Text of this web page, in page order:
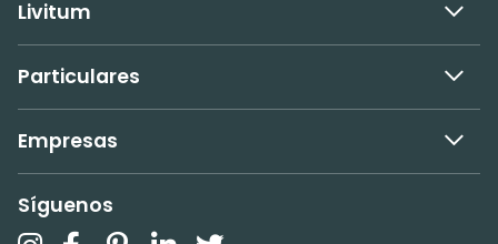
Livitum
Particulares
Empresas
Síguenos